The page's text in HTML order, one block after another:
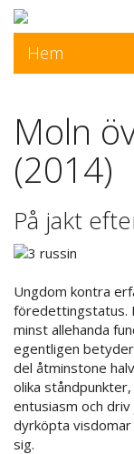
Hem
Moln
(2014)
På jakt
Ungdom kontra
föredettingstatus.
minst allehanda
egentligen
del åtminstone
olika
entusiasm och
dyrköpta
sig.